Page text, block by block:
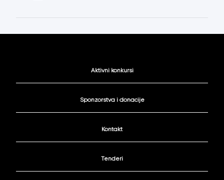
Aktivni konkursi
Sponzorstva i donacije
Kontakt
Tenderi